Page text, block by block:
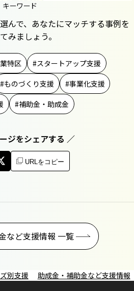
キーワード
んで、あなたにマッチする事例を
みましょう。
特区
スタートアップ支援
ものづくり支援
事業化支援
補助金・助成金
ジをシェアする ／
URLをコピー
など支援情報 一覧
別支援 助成金・補助金など支援情報